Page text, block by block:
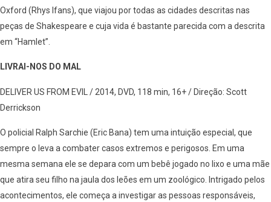
Oxford (Rhys Ifans), que viajou por todas as cidades descritas nas
peças de Shakespeare e cuja vida é bastante parecida com a descrita
em “Hamlet”.
LIVRAI-NOS DO MAL
DELIVER US FROM EVIL / 2014, DVD, 118 min, 16+ / Direção: Scott
Derrickson
O policial Ralph Sarchie (Eric Bana) tem uma intuição especial, que
sempre o leva a combater casos extremos e perigosos. Em uma
mesma semana ele se depara com um bebê jogado no lixo e uma mãe
que atira seu filho na jaula dos leões em um zoológico. Intrigado pelos
acontecimentos, ele começa a investigar as pessoas responsáveis,